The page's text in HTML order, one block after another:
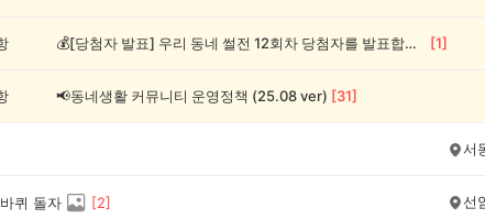
💰[당첨자 발표] 우리 동네 썰전 12회차 당첨자를 발표합니다! [1]
📢동네생활 커뮤니티 운영정책 (25.08 ver) [31]
서
퀴 돌자 [2] 선